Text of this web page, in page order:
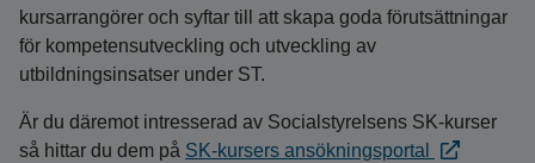
kursarrangörer och syftar till att skapa goda förutsättningar
för kompetensutveckling och utveckling av
utbildningsinsatser under ST.
Är du däremot intresserad av Socialstyrelsens SK-kurser
så hittar du dem på SK-kursers ansökningsportal